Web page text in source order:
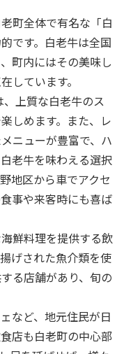
町全体で有名な「白
です。白老牛は全国
町内にはその美味し
しています。
上質な白老牛のス
しめます。また、レ
ニューが豊富で、ハ
老牛を味わえる選択
地区から車でアクセ
事や来客時にも喜ば
鮮料理を提供する飲
げされた魚介類を使
る店舗があり、旬の
など、地元住民が日
店も白老町の中心部